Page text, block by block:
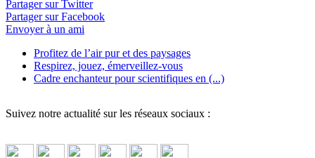
Partager sur Twitter
Partager sur Facebook
Envoyer à un ami
Profitez de l’air pur et des paysages
Respirez, jouez, émerveillez-vous
Cadre enchanteur pour scientifiques en (...)
Suivez notre actualité sur les réseaux sociaux :